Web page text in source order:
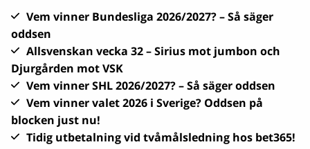
Vem vinner Bundesliga 2026/2027? – Så säger
oddsen
Allsvenskan vecka 32 – Sirius mot jumbon och
Djurgården mot VSK
Vem vinner SHL 2026/2027? – Så säger oddsen
Vem vinner valet 2026 i Sverige? Oddsen på
blocken just nu!
Tidig utbetalning vid tvåmålsledning hos bet365!